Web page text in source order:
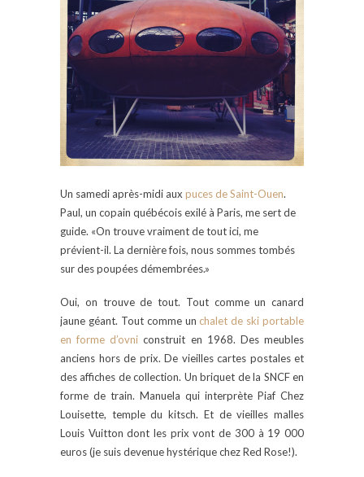
Un samedi après-midi aux puces de Saint-Ouen.
Paul, un copain québécois exilé à Paris, me sert de
guide. «On trouve vraiment de tout ici, me
prévient-il. La dernière fois, nous sommes tombés
sur des poupées démembrées.»
Oui, on trouve de tout. Tout comme un canard
jaune géant. Tout comme un chalet de ski portable
en forme d’ovniconstruit en 1968. Des meubles
anciens hors de prix. De vieilles cartes postales et
des affiches de collection. Un briquet de la SNCF en
forme de train. Manuela qui interprète Piaf Chez
Louisette, temple du kitsch. Et de vieilles malles
Louis Vuitton dont les prix vont de 300 à 19 000
euros (je suis devenue hystérique chez Red Rose!).